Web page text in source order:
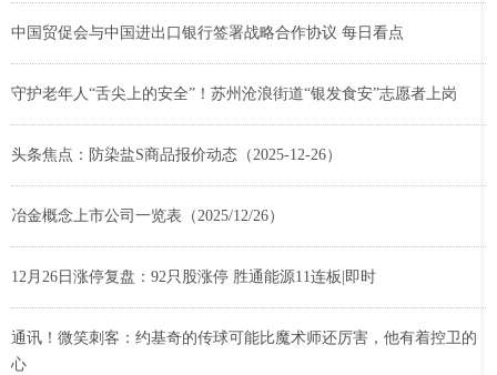
中国贸促会与中国进出口银行签署战略合作协议 每日看点
守护老年人“舌尖上的安全”！苏州沧浪街道“银发食安”志愿者上岗
头条焦点：防染盐S商品报价动态（2025-12-26）
冶金概念上市公司一览表（2025/12/26）
12月26日涨停复盘：92只股涨停 胜通能源11连板|即时
通讯！微笑刺客：约基奇的传球可能比魔术师还厉害，他有着控卫的
心